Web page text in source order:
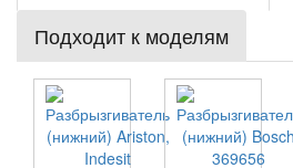
Подходит к моделям